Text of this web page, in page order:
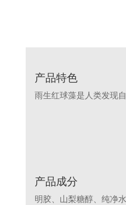
产品特色
雨生红球藻是人类发现
产品成分
明胶、山梨糖醇、纯净